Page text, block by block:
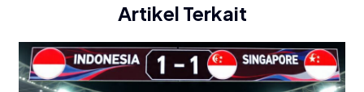
Artikel Terkait